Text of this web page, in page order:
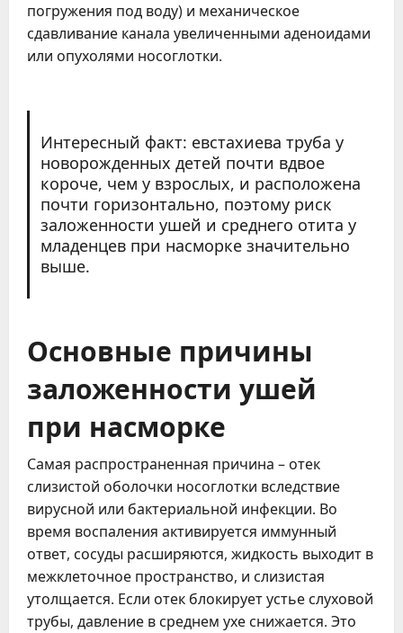
погружения под воду) и механическое
сдавливание канала увеличенными аденоидами
или опухолями носоглотки.
Интересный факт: евстахиева труба у
новорожденных детей почти вдвое
короче, чем у взрослых, и расположена
почти горизонтально, поэтому риск
заложенности ушей и среднего отита у
младенцев при насморке значительно
выше.
Основные причины
заложенности ушей
при насморке
Самая распространенная причина – отек
слизистой оболочки носоглотки вследствие
вирусной или бактериальной инфекции. Во
время воспаления активируется иммунный
ответ, сосуды расширяются, жидкость выходит в
межклеточное пространство, и слизистая
утолщается. Если отек блокирует устье слуховой
трубы, давление в среднем ухе снижается. Это